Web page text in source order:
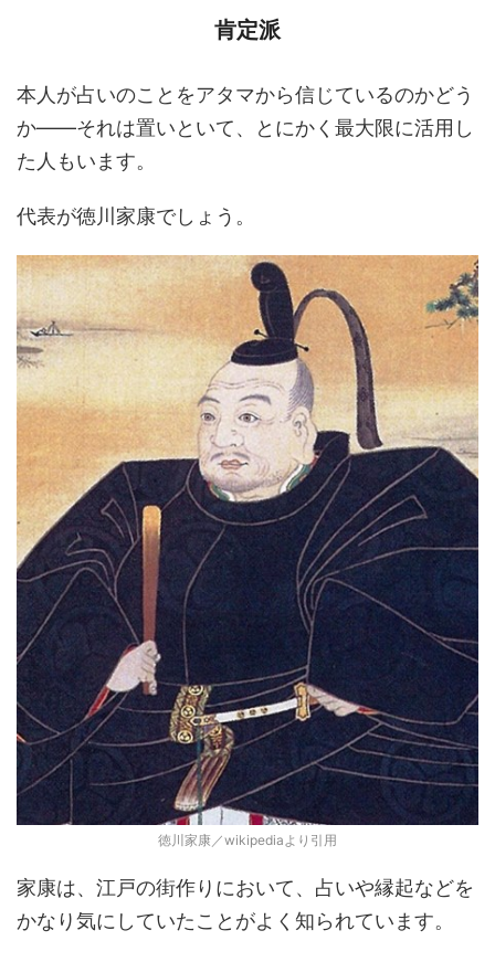
肯定派
本人が占いのことをアタマから信じているのかどう
か――それは置いといて、とにかく最大限に活用し
た人もいます。
代表が徳川家康でしょう。
徳川家康／wikipediaより引用
家康は、江戸の街作りにおいて、占いや縁起などを
かなり気にしていたことがよく知られています。